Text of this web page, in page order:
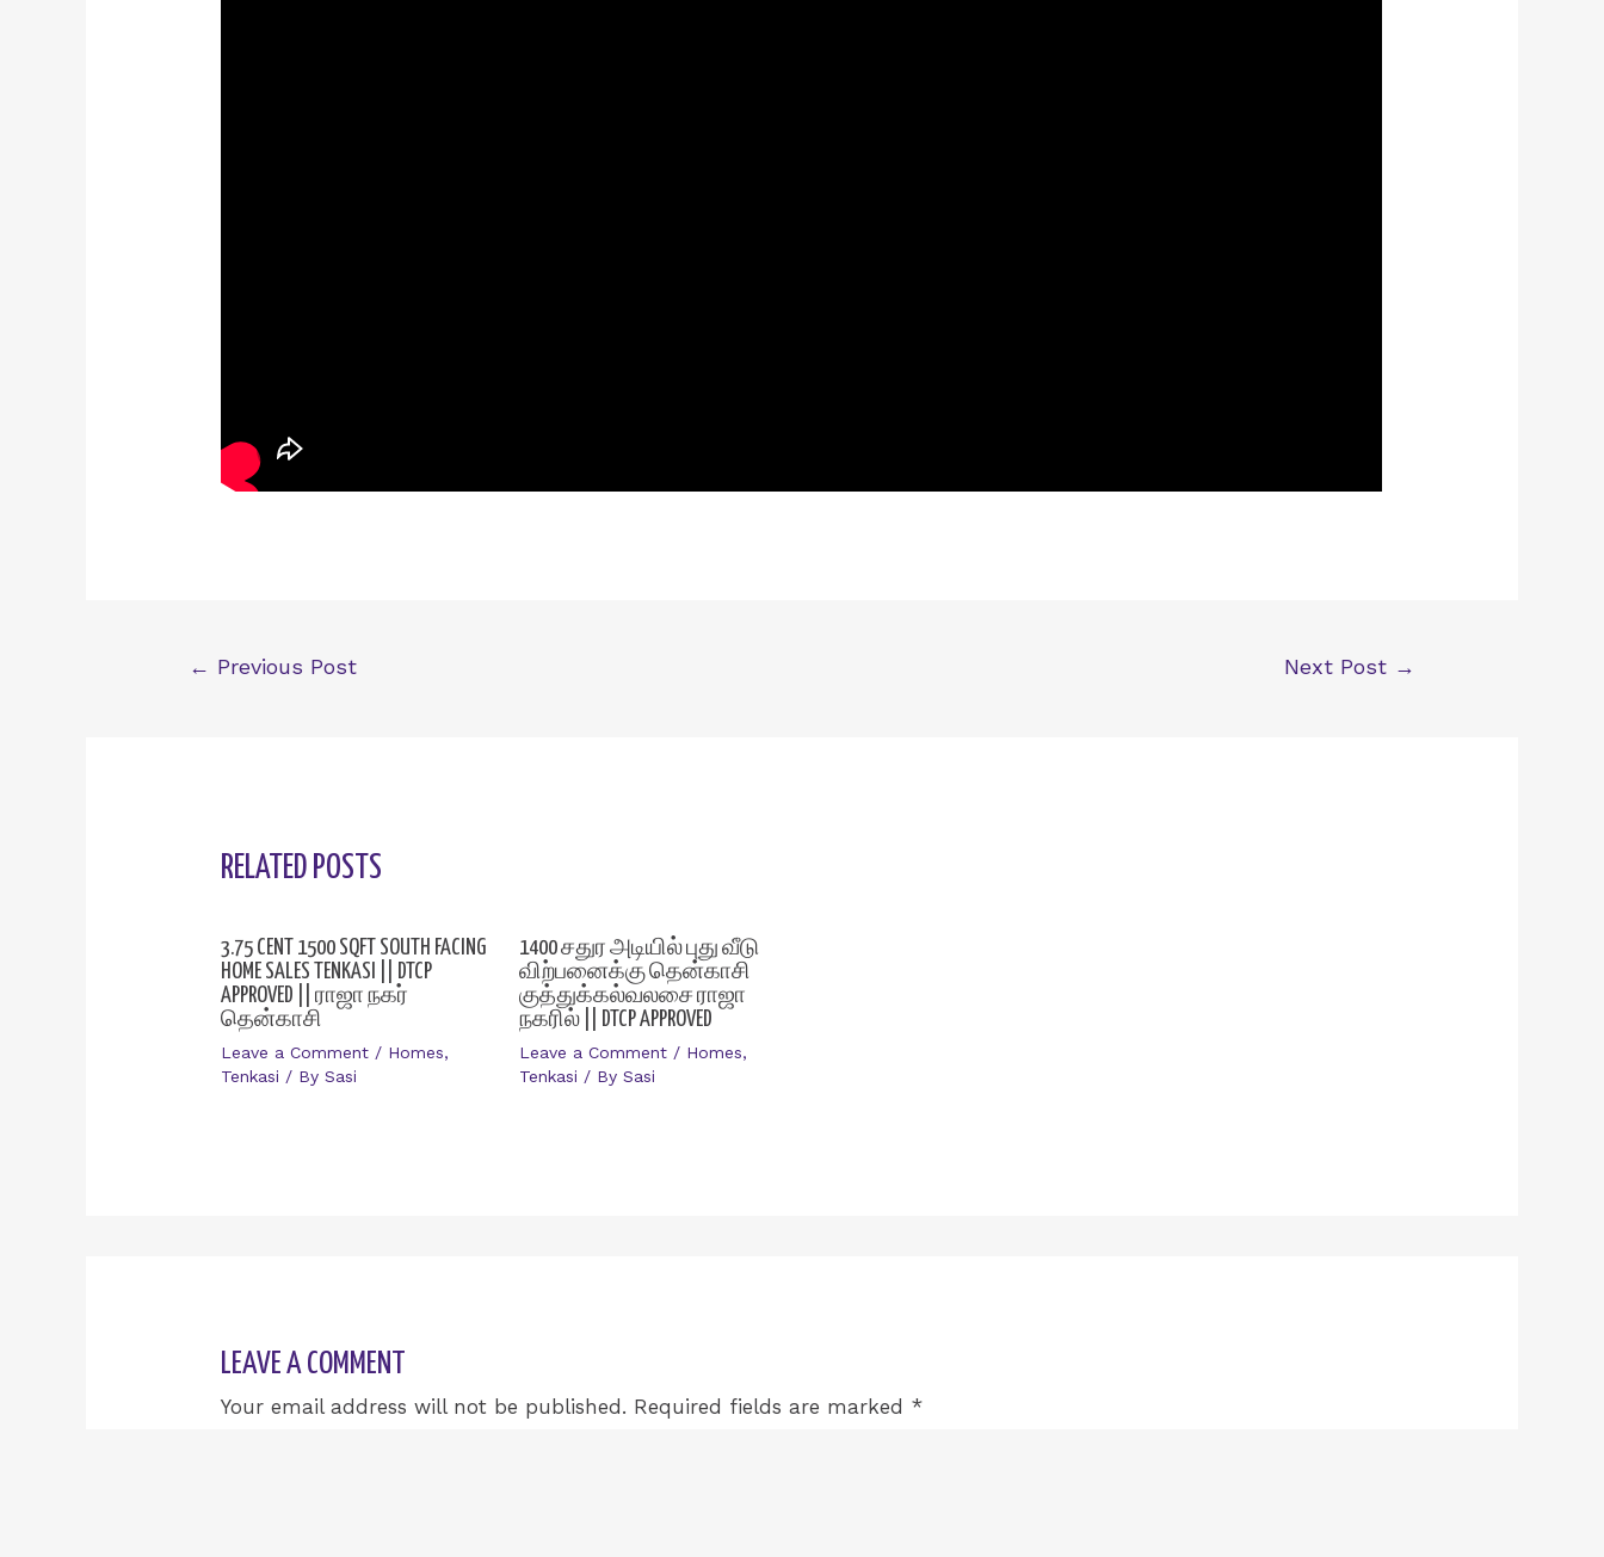
← Previous Post Next Post →
RELATED POSTS
3.75 CENT 1500 SQFT SOUTH FACING
HOME SALES TENKASI || DTCP
APPROVED || ராஜா நகர்
தென்காசி
Leave a Comment / Homes,
Tenkasi / BySasi
1400 சதுர அடியில் புது வீடு
விற்பனைக்கு தென்காசி
குத்துக்கல்வலசை ராஜா
நகரில் || DTCP APPROVED
Leave a Comment / Homes,
Tenkasi / By Sasi
LEAVE A COMMENT
Your email address will not be published. Required fields are marked *